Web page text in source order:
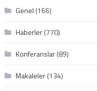
Genel (166)
Haberler(770)
Konferanslar(89)
Makaleler(134)